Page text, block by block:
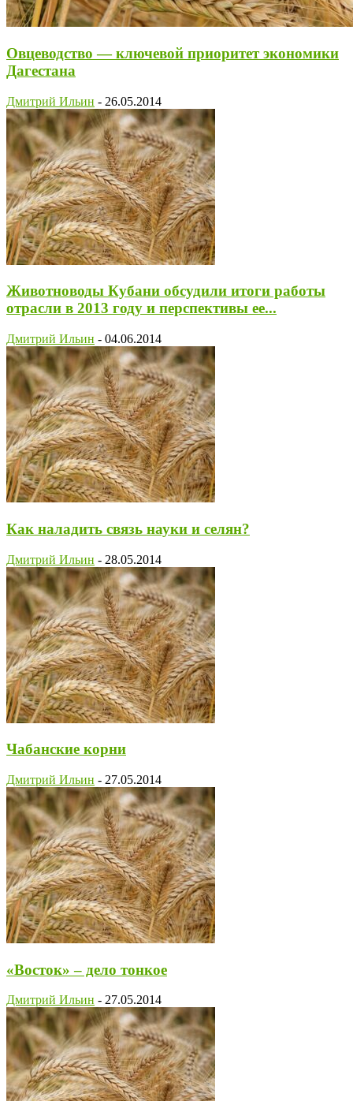
Овцеводство — ключевой приоритет экономики
Дагестана
Дмитрий Ильин - 26.05.2014
Животноводы Кубани обсудили итоги работы
отрасли в 2013 году и перспективы ее...
Дмитрий Ильин - 04.06.2014
Как наладить связь науки и селян?
Дмитрий Ильин - 28.05.2014
Чабанские корни
Дмитрий Ильин - 27.05.2014
«Восток» – дело тонкое
Дмитрий Ильин - 27.05.2014